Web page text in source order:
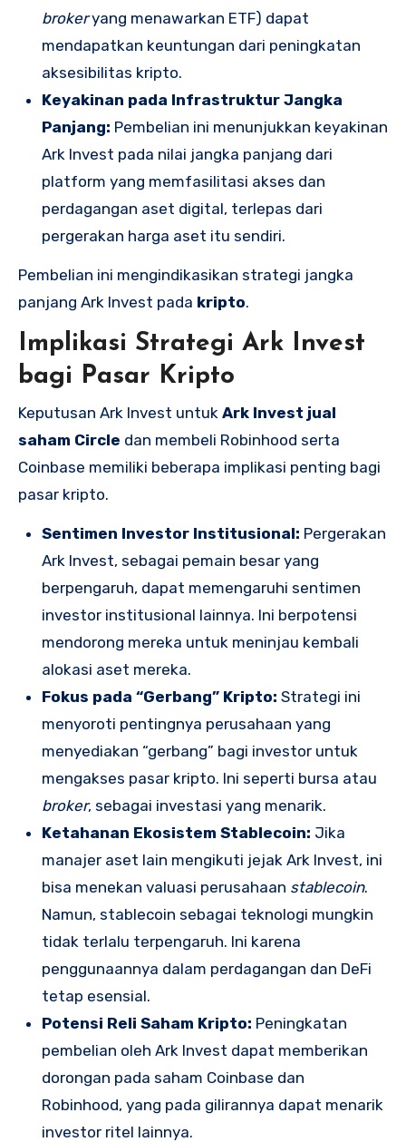
brokeryang menawarkan ETF) dapat
mendapatkan keuntungan dari peningkatan
aksesibilitas kripto.
Keyakinan pada Infrastruktur Jangka
Panjang: Pembelian ini menunjukkan keyakinan
Ark Invest pada nilai jangka panjang dari
platform yang memfasilitasi akses dan
perdagangan aset digital, terlepas dari
pergerakan harga aset itu sendiri.
Pembelian ini mengindikasikan strategi jangka
panjang Ark Invest pada kripto.
Implikasi Strategi Ark Invest
bagi Pasar Kripto
Keputusan Ark Invest untuk Ark Invest jual
saham Circle dan membeli Robinhood serta
Coinbase memiliki beberapa implikasi penting bagi
pasar kripto.
Sentimen Investor Institusional: Pergerakan
Ark Invest, sebagai pemain besar yang
berpengaruh, dapat memengaruhi sentimen
investor institusional lainnya. Ini berpotensi
mendorong mereka untuk meninjau kembali
alokasi aset mereka.
Fokus pada “Gerbang” Kripto: Strategi ini
menyoroti pentingnya perusahaan yang
menyediakan “gerbang” bagi investor untuk
mengakses pasar kripto. Ini seperti bursa atau
broker, sebagai investasi yang menarik.
Ketahanan Ekosistem Stablecoin: Jika
manajer aset lain mengikuti jejak Ark Invest, ini
bisa menekan valuasi perusahaan stablecoin.
Namun, stablecoin sebagai teknologi mungkin
tidak terlalu terpengaruh. Ini karena
penggunaannya dalam perdagangan dan DeFi
tetap esensial.
Potensi Reli Saham Kripto: Peningkatan
pembelian oleh Ark Invest dapat memberikan
dorongan pada saham Coinbase dan
Robinhood, yang pada gilirannya dapat menarik
investor ritel lainnya.